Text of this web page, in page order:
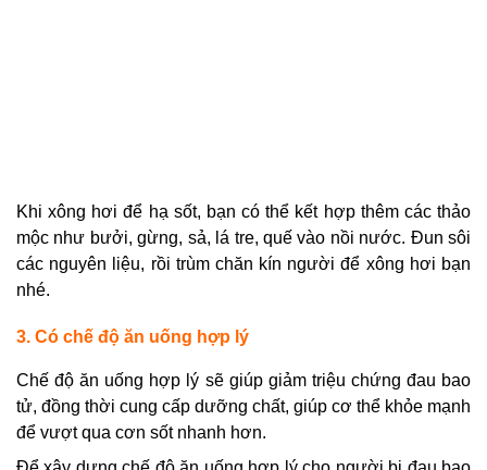
Khi xông hơi để hạ sốt, bạn có thể kết hợp thêm các thảo
mộc như bưởi, gừng, sả, lá tre, quế vào nồi nước. Đun sôi
các nguyên liệu, rồi trùm chăn kín người để xông hơi bạn
nhé.
3. Có chế độ ăn uống hợp lý
Chế độ ăn uống hợp lý sẽ giúp giảm triệu chứng đau bao
tử, đồng thời cung cấp dưỡng chất, giúp cơ thể khỏe mạnh
để vượt qua cơn sốt nhanh hơn.